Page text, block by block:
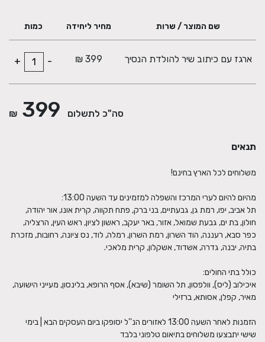
שם המוצר / שרות
מחיר ליחידה כמות
ארגז עם כיתוב שיר להולדת הנסיך 399 ₪
-
+
סה"כ לתשלום 399
₪
תנאים
תל אביב, יפו, רמת גן, גבעתיים, בני ברק, פתח תקווה, קרית אונו, אור יהודה,
חולון, בת ים, גבעת שמואל, אזור, באר יעקב, ראשון לציון, ראש העין, הרצליה,
כפר סבא, רעננה, הוד השרון, רמת השרון, רמלה, לוד, נס ציונה, רחובות, מזכרת
איכילוב (ליס), וולפסון, תל השומר (שיבא), אסף הרופא, בלינסון, מעייני הישועה,
הזמנות לאחר השעה 13:00 לאזורים הנ''ל יסופקו ביום העסקים הבא | בימי